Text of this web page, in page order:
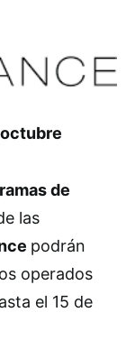
de
las
podrán
operados
el 15 de